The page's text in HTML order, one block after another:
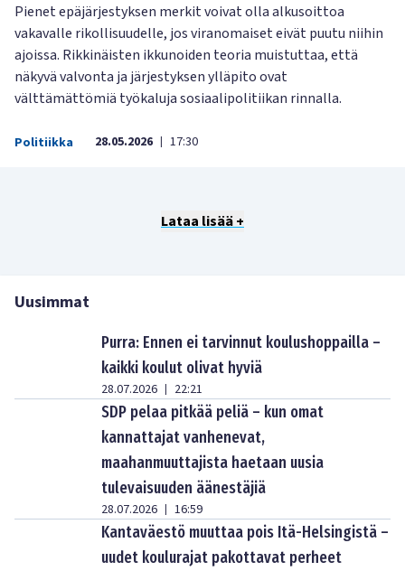
Pienet epäjärjestyksen merkit voivat olla alkusoittoa
vakavalle rikollisuudelle, jos viranomaiset eivät puutu niihin
ajoissa. Rikkinäisten ikkunoiden teoria muistuttaa, että
näkyvä valvonta ja järjestyksen ylläpito ovat
välttämättömiä työkaluja sosiaalipolitiikan rinnalla.
Politiikka 28.05.2026 | 17:30
Lataa lisää +
Uusimmat
Purra: Ennen ei tarvinnut koulushoppailla –
kaikki koulut olivat hyviä
28.07.2026 | 22:21
SDP pelaa pitkää peliä – kun omat
kannattajat vanhenevat,
maahanmuuttajista haetaan uusia
tulevaisuuden äänestäjiä
28.07.2026 | 16:59
Kantaväestö muuttaa pois Itä-Helsingistä –
uudet koulurajat pakottavat perheet